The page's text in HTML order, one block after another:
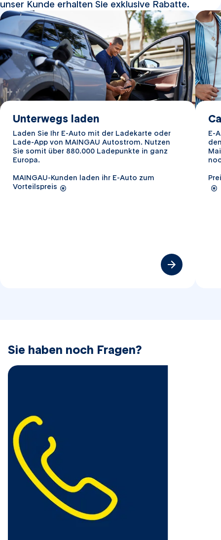
unser Kunde erhalten Sie exklusive Rabatte.
Unterwegs laden
Laden Sie Ihr E-Auto mit der Ladekarte oder
Lade-App von MAINGAU Autostrom. Nutzen
Sie somit über 880.000 Ladepunkte in ganz
Europa.
MAINGAU-Kunden laden ihr E-Auto zum
Vorteilspreis
E-
​Sie haben noch Fragen?